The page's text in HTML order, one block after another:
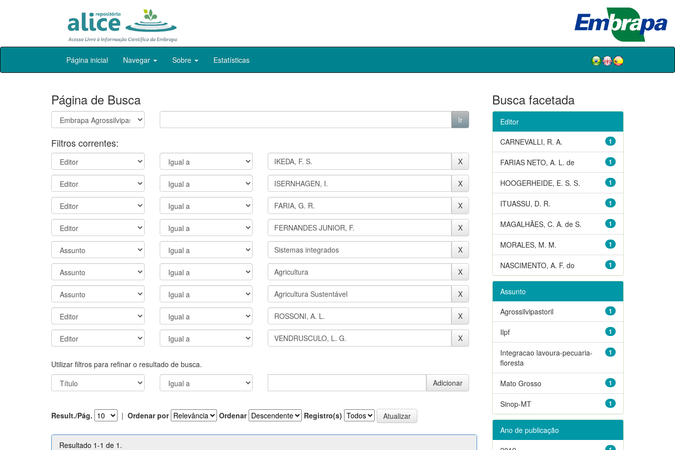
Skip
Página inicial Navegar Sobre Estatísticas
Página de Busca
Filtros correntes:
Utilizar filtros para refinar o resultado de busca.
Result./Pág. | Ordenar por Ordenar Registro(s)
Resultado 1-1 de 1.
Busca facetada
Editor
1
CARNEVALLI, R. A.
1
FARIAS NETO, A. L. de
1
HOOGERHEIDE, E. S. S.
1
ITUASSU, D. R.
1
MAGALHÃES, C. A. de S.
1
MORALES, M. M.
1
NASCIMENTO, A. F. do
Assunto
1
Agrossilvipastoril
1
Ilpf
1
Integracao lavoura-pecuaria-
floresta
1
Mato Grosso
1
Sinop-MT
Ano de publicação